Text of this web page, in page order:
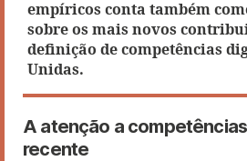
empíricos conta também
sobre os mais novos
definição de competências
Unidas.
A atenção a
recente